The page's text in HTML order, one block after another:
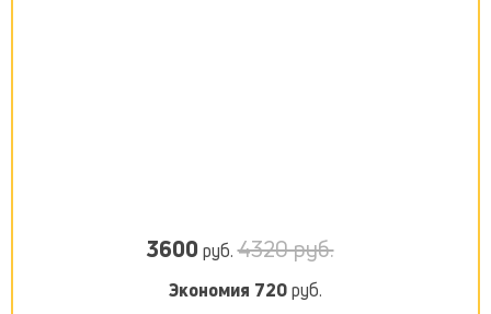
3600 руб.4320 руб.
Экономия 720руб.